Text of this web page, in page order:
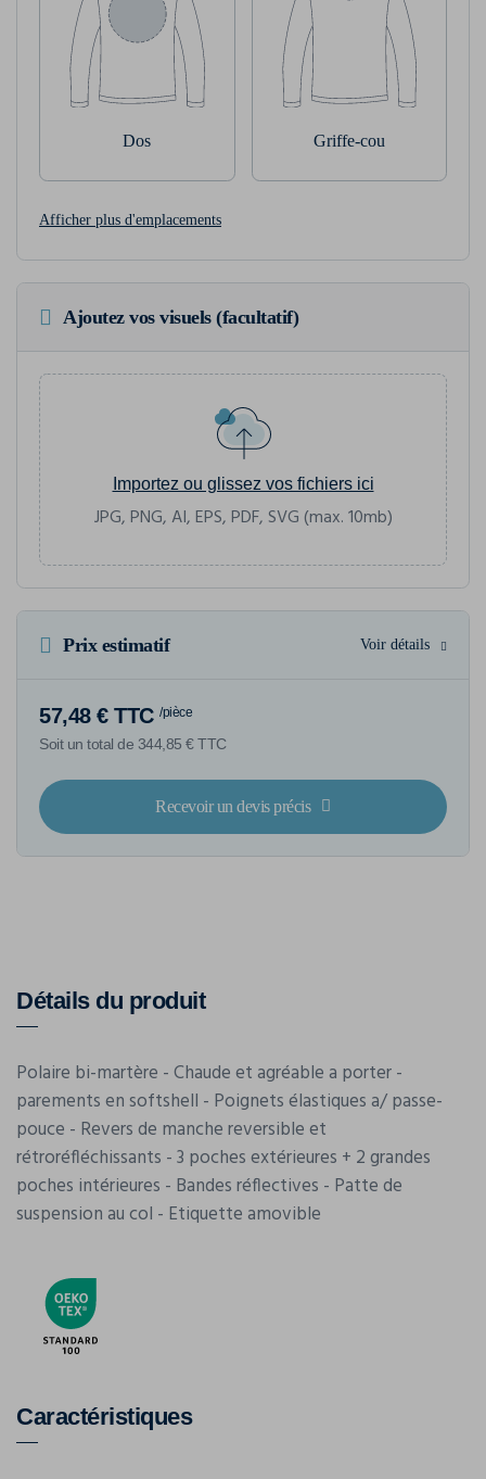
Dos Griffe-cou
Afficher plus d'emplacements
Ajoutez vos visuels (facultatif)
Importez ou glissez vos fichiers ici
JPG, PNG, AI, EPS, PDF, SVG (max. 10mb)
Prix estimatif Voir détails
57,48 € TTC /pièce
Soit un total de 344,85 € TTC
Recevoir un devis précis
Détails du produit
Polaire bi-martère - Chaude et agréable a porter -
parements en softshell - Poignets élastiques a/ passe-
pouce - Revers de manche reversible et
rétroréfléchissants - 3 poches extérieures + 2 grandes
poches intérieures - Bandes réflectives - Patte de
suspension au col - Etiquette amovible
Caractéristiques